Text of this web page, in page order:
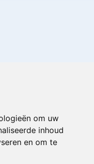
om uw
inhoud
en om te